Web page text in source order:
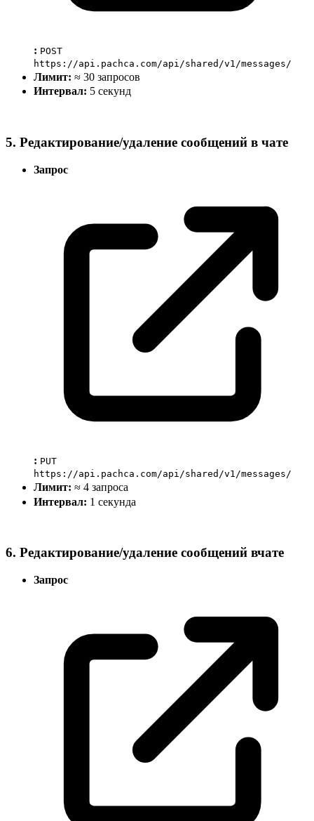
: POST
https://api.pachca.com/api/shared/v1/messages/
Лимит: ≈ 30 запросов
Интервал: 5 секунд
5. Редактирование/удаление сообщений в чате
Запрос
: PUT
https://api.pachca.com/api/shared/v1/messages/
Лимит: ≈ 4 запроса
Интервал: 1 секунда
6. Редактирование/удаление сообщений вчате
Запрос